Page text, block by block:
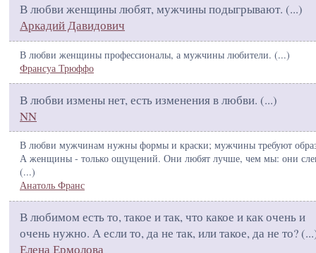
В любви женщины любят, мужчины подыгрывают. (...)
Аркадий Давидович
В любви женщины профессионалы, а мужчины любители. (...)
Франсуа Трюффо
В любви измены нет, есть изменения в любви. (...)
NN
В любви мужчинам нужны формы и краски; мужчины требуют
А женщины - только ощущений. Они любят лучше, чем мы: они
(...)
Анатоль Франс
В любимом есть то, такое и так, что какое и как очень и
очень нужно. А если то, да не так, или такое, да не то? (...
Елена Ермолова